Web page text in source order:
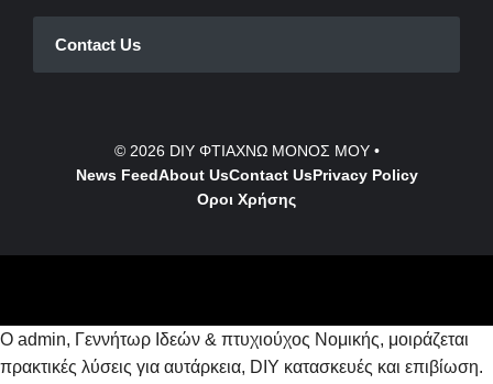
Contact Us
© 2026 DIY ΦΤΙΑΧΝΩ ΜΟΝΟΣ ΜΟΥ•
News FeedAbout UsContactUsPrivacy Policy
Οροι Χρήσης
Ο admin, Γεννήτωρ Ιδεών & πτυχιούχος Νομικής, μοιράζεται
πρακτικές λύσεις για αυτάρκεια, DIY κατασκευές και επιβίωση.